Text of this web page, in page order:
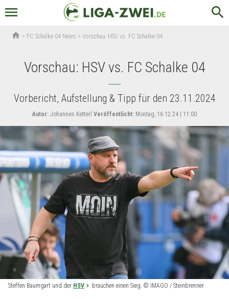
menu search
home > FC Schalke 04 News >Vorschau: HSV vs. FC Schalke 04
Vorschau: HSV vs. FC Schalke 04
Vorbericht, Aufstellung & Tipp für den 23.11.2024
Autor: Johannes Ketterl Veröffentlicht: Montag, 16.12.24 | 11:00
Steffen Baumgart und der HSV brauchen einen Sieg. © IMAGO / Steinbrenner